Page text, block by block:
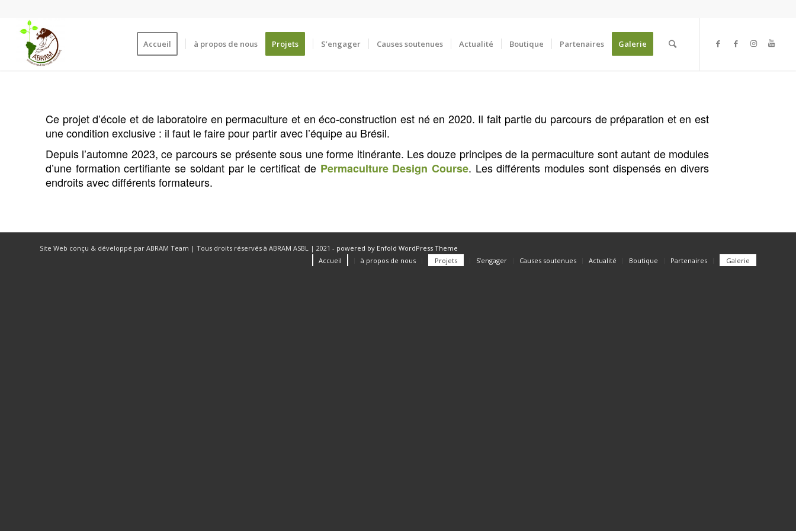
Accueil à propos de nous Projets S’engager Causes soutenues Actualité Boutique Partenaires Galerie
Ce projet d’école et de laboratoire en permaculture et en éco-construction est né en 2020. Il fait partie du parcours de préparation et en est
une condition exclusive : il faut le faire pour partir avec l’équipe au Brésil.
Depuis l’automne 2023, ce parcours se présente sous une forme itinérante. Les douze principes de la permaculture sont autant de modules
d’une formation certifiante se soldant par le certificat de Permaculture Design Course. Les différents modules sont dispensés en divers
endroits avec différents formateurs.
Site Web conçu & développé par ABRAM Team | Tous droits réservés à ABRAM ASBL | 2021 - powered by Enfold WordPress Theme
Accueil
à propos de nous Projets S’engager Causes soutenues Actualité Boutique Partenaires Galerie